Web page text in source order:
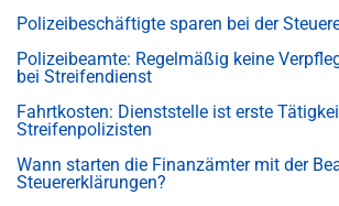
Polizeibeschäftigte sparen bei der
Polizeibeamte: Regelmäßig keine
bei Streifendienst
Fahrtkosten: Dienststelle ist erste
Streifenpolizisten
Wann starten die Finanzämter mit der
Steuererklärungen?